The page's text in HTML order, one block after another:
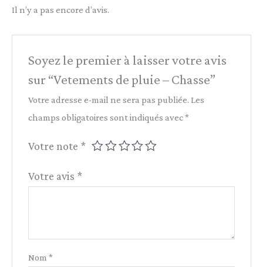
Il n’y a pas encore d’avis.
Soyez le premier à laisser votre avis
sur “Vetements de pluie – Chasse”
Votre adresse e-mail ne sera pas publiée. Les
champs obligatoires sont indiqués avec*
Votre note *
Votre avis *
Nom*